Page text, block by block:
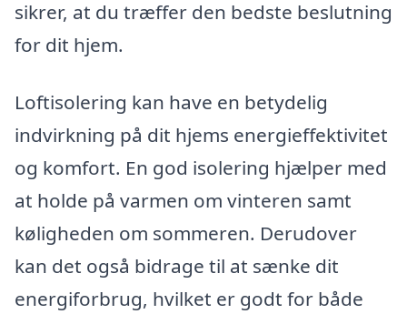
sikrer, at du træffer den bedste beslutning
for dit hjem.
Loftisolering kan have en betydelig
indvirkning på dit hjems energieffektivitet
og komfort. En god isolering hjælper med
at holde på varmen om vinteren samt
køligheden om sommeren. Derudover
kan det også bidrage til at sænke dit
energiforbrug, hvilket er godt for både